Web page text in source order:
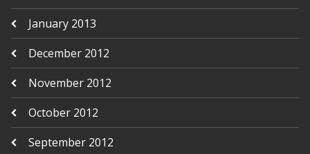
January 2013
December 2012
November 2012
October 2012
September 2012